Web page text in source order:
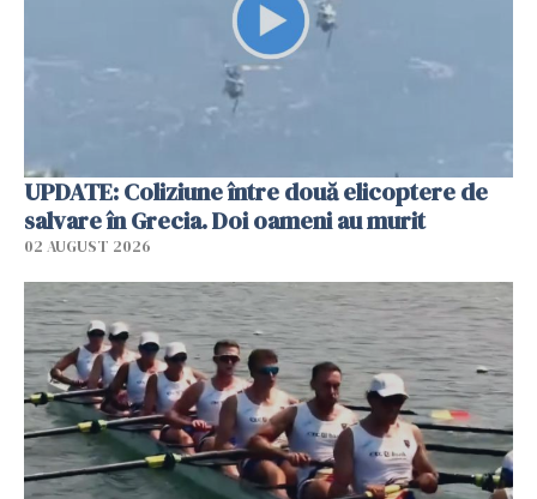
UPDATE: Coliziune între două elicoptere de
salvare în Grecia. Doi oameni au murit
02 AUGUST 2026